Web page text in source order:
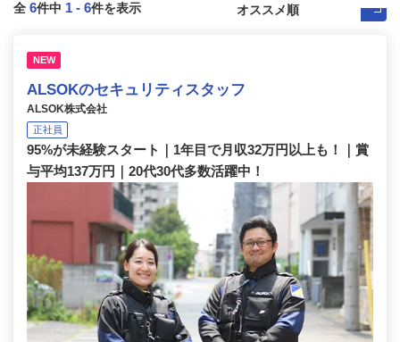
全 6件中 1 - 6件を表示
NEW
ALSOKのセキュリティスタッフ
ALSOK株式会社
正社員
95%が未経験スタート｜1年目で月収32万円以上も！｜賞
与平均137万円｜20代30代多数活躍中！